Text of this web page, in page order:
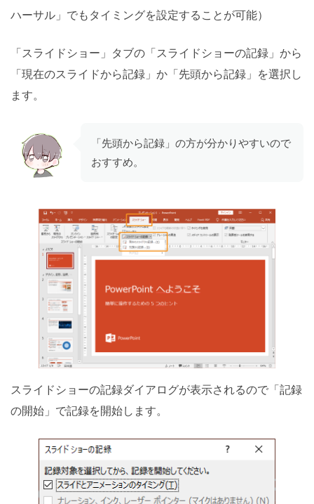
ハーサル」でもタイミングを設定することが可能）
「スライドショー」タブの「スライドショーの記録」から
「現在のスライドから記録」か「先頭から記録」を選択し
ます。
「先頭から記録」の方が分かりやすいので
おすすめ。
スライドショーの記録ダイアログが表示されるので「記録
の開始」で記録を開始します。